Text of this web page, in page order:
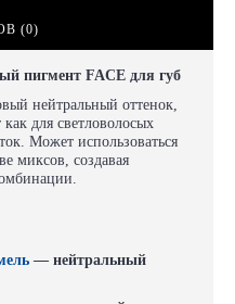
(0)
пигмент FACE для губ
нейтральный оттенок,
для светловолосых
Может использоваться
миксов, создавая
— нейтральный